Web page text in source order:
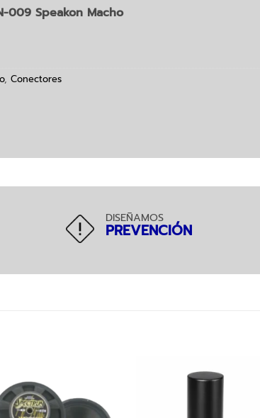
009 Speakon Macho
, Conectores
DISEÑAMOS
PREVENCIÓN